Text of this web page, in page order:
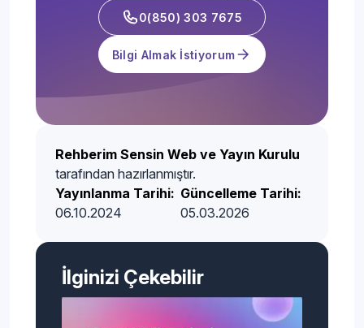
0(850) 303 7675
Bilgi Almak İstiyorum
Rehberim Sensin Web ve Yayın Kurulu
tarafından hazırlanmıştır.
Yayınlanma Tarihi:
06.10.2024
Güncelleme Tarihi:
05.03.2026
İlginizi Çekebilir